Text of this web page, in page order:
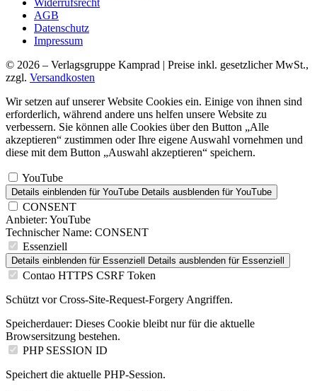
AGB
Datenschutz
Impressum
© 2026 – Verlagsgruppe Kamprad | Preise inkl. gesetzlicher MwSt.,
zzgl. Versandkosten
Wir setzen auf unserer Website Cookies ein. Einige von ihnen sind
erforderlich, während andere uns helfen unsere Website zu
verbessern. Sie können alle Cookies über den Button „Alle
akzeptieren“ zustimmen oder Ihre eigene Auswahl vornehmen und
diese mit dem Button „Auswahl akzeptieren“ speichern.
YouTube
Details einblenden für YouTube Details ausblenden für YouTube
CONSENT
Anbieter: YouTube
Technischer Name: CONSENT
Essenziell
Details einblenden für Essenziell Details ausblenden für Essenziell
Contao HTTPS CSRF Token
Schützt vor Cross-Site-Request-Forgery Angriffen.
Speicherdauer: Dieses Cookie bleibt nur für die aktuelle
Browsersitzung bestehen.
PHP SESSION ID
Speichert die aktuelle PHP-Session.